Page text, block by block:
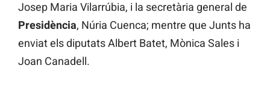
Josep Maria Vilarrúbia, i la secretària general de
Presidència, Núria Cuenca; mentre que Junts ha
enviat els diputats Albert Batet, Mònica Sales i
Joan Canadell.